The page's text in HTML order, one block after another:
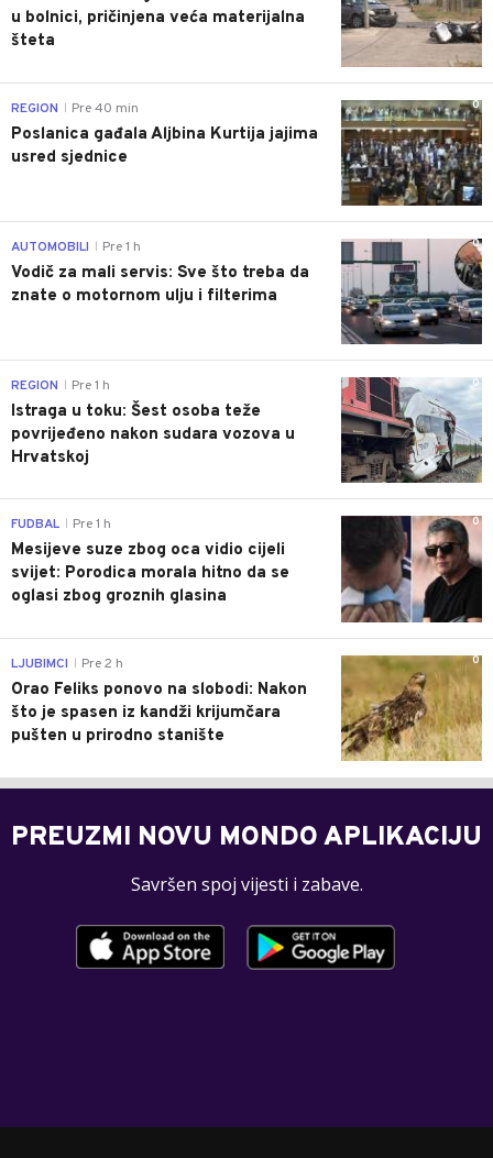
u bolnici, pričinjena veća materijalna
šteta
0
REGION Pre 40 min
Poslanica gađala Aljbina Kurtija jajima
usred sjednice
0
AUTOMOBILI Pre 1 h
Vodič za mali servis: Sve što treba da
znate o motornom ulju i filterima
0
REGION Pre 1 h
Istraga u toku: Šest osoba teže
povrijeđeno nakon sudara vozova u
Hrvatskoj
0
FUDBAL Pre 1 h
Mesijeve suze zbog oca vidio cijeli
svijet: Porodica morala hitno da se
oglasi zbog groznih glasina
0
LJUBIMCI Pre 2 h
Orao Feliks ponovo na slobodi: Nakon
što je spasen iz kandži krijumčara
pušten u prirodno stanište
PREUZMI NOVU MONDO APLIKACIJU
Savršen spoj vijesti i zabave.